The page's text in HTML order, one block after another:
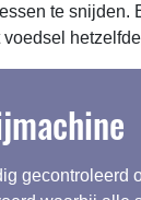
te snijden.
gecontroleerd